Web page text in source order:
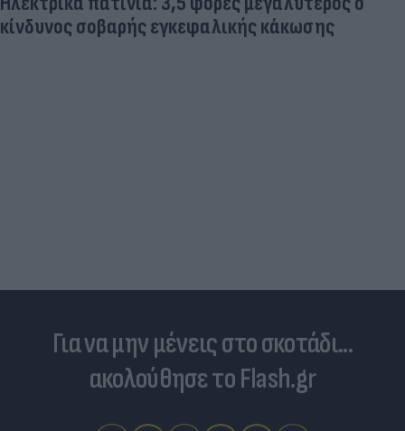
Για να μην μένεις στο σκοτάδι...
ακολούθησε το Flash.gr